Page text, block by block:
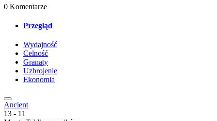
0 Komentarze
Przegląd
Wydajność
Celność
Granaty
Uzbrojenie
Ekonomia
Ancient
13 - 11